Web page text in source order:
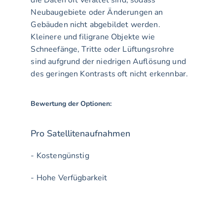
Neubaugebiete oder Änderungen an
Gebäuden nicht abgebildet werden.
Kleinere und filigrane Objekte wie
Schneefänge, Tritte oder Lüftungsrohre
sind aufgrund der niedrigen Auflösung und
des geringen Kontrasts oft nicht erkennbar.
Bewertung der Optionen:
Pro Satellitenaufnahmen
- Kostengünstig
- Hohe Verfügbarkeit